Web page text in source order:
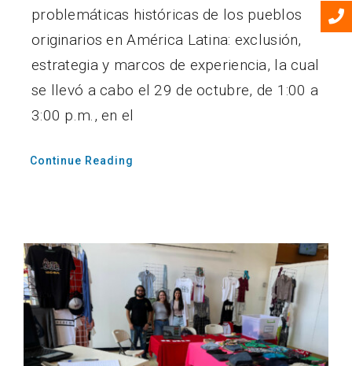
problemáticas históricas de los pueblos
originarios en América Latina: exclusión,
estrategia y marcos de experiencia, la cual
se llevó a cabo el 29 de octubre, de 1:00 a
3:00 p.m., en el
Continue Reading